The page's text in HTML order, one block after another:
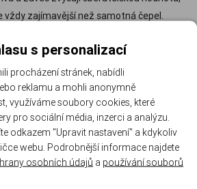
vždy zajímavější než samotná čepel.
použité popisujeme stav u konkrétního
vojenskému originálu patří a sběratelé je
podstatné je, aby čepel neměla
uchycení fungoval.
jednoduše: suché prostředí, tenký
a žádné dlouhodobé skladování v kožené
s personalizací
procházení stránek, nabídli
reklamu a mohli anonymně
využíváme soubory cookies, které
pro sociální média, inzerci a analýzu.
odkazem "Upravit nastavení" a kdykoliv
webu. Podrobnější informace najdete
osobních údajů a používání souborů